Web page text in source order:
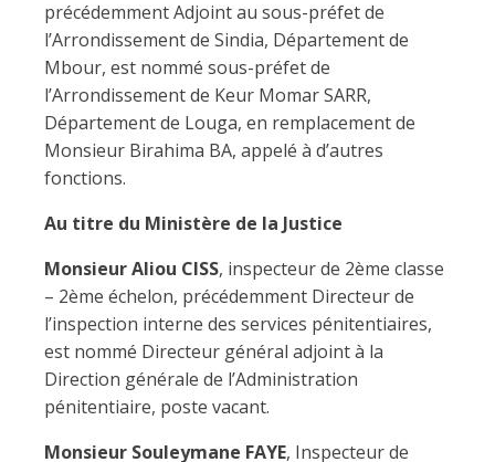
précédemment Adjoint au sous-préfet de
l’Arrondissement de Sindia, Département de
Mbour, est nommé sous-préfet de
l’Arrondissement de Keur Momar SARR,
Département de Louga, en remplacement de
Monsieur Birahima BA, appelé à d’autres
fonctions.
Au titre du Ministère de la Justice
Monsieur Aliou CISS, inspecteur de 2ème classe
– 2ème échelon, précédemment Directeur de
l’inspection interne des services pénitentiaires,
est nommé Directeur général adjoint à la
Direction générale de l’Administration
pénitentiaire, poste vacant.
Monsieur Souleymane FAYE, Inspecteur de